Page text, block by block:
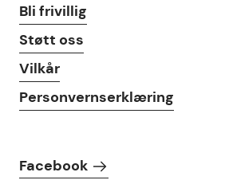
Lenker
Bli frivillig
Støtt oss
Vilkår
Personvernserklæring
Følg oss i sosiale medier
Facebook